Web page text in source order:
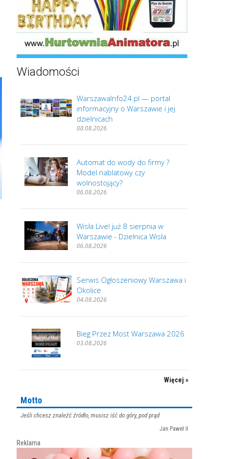
Wiadomości
WarszawaInfo24.pl — portal
informacyjny o Warszawie i jej
dzielnicach
08.08.2026
Automat do wody do firmy ?
Model nablatowy czy
wolnostojący?
06.08.2026
Wisła Live! już 8 sierpnia w
Warszawie - Dzielnica Wisła
06.08.2026
Serwis Ogłoszeniowy Warszawa i
Okolice
04.08.2026
Bieg Przez Most Warszawa 2026
03.08.2026
Więcej »
Motto
Jeśli chcesz znaleźć źródło, musisz iść do góry, pod prąd
Jan Paweł II
Reklama